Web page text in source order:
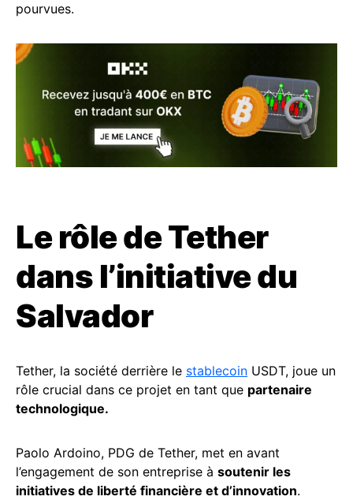
pourvues.
Le rôle de Tether
dans l’initiative du
Salvador
Tether, la société derrière le stablecoin USDT, joue un
rôle crucial dans ce projet en tant que partenaire
technologique.
Paolo Ardoino, PDG de Tether, met en avant
l’engagement de son entreprise à soutenir les
initiatives de liberté financière et d’innovation.